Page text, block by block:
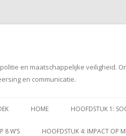
en maatschappelijke veiligheid.
en communicatie.
naar
HOME HOOFDSTUK 1:
8 W’S HOOFDSTUK 4: IMPACT OP